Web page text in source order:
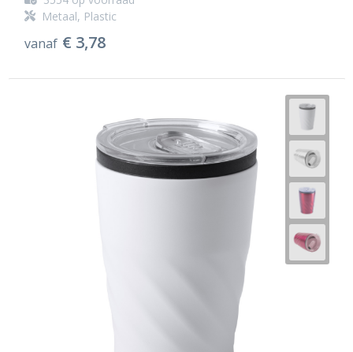
Metaal, Plastic
vanaf € 3,78